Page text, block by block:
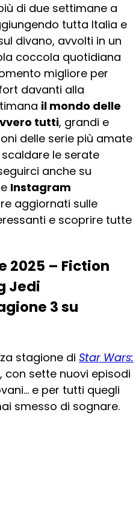
di due settimane a
tutta Italia e
divano, avvolti in un
coccola quotidiana
migliore per
davanti alla
il mondo delle
tutti, grandi e
delle serie più amate
le serate
anche su
Instagram
aggiornati sulle
e scoprire tutte
2025 – Fiction
Jedi
3 su
stagione di Star Wars:
, con sette nuovi episodi
e per tutti quegli
smesso di sognare.